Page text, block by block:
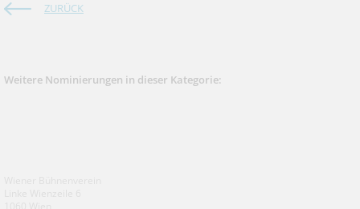
ZURÜCK
Weitere Nominierungen in dieser Kategorie: